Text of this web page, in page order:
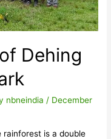
Dehing
nbneindia / December
rainforest is a double